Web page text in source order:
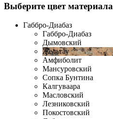
Выберите цвет материала
Габбро-Диабаз
Габбро-Диабаз
Дымовский
Жельтау
Амфиболит
Мансуровский
Сопка Бунтина
Калгуваара
Масловский
Лезниковский
Покостовский